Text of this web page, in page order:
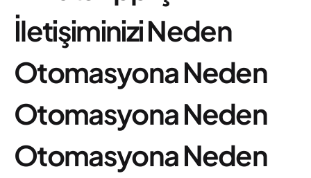
İletişiminizi Neden
Otomasyona Neden
Otomasyona Neden
Otomasyona Neden